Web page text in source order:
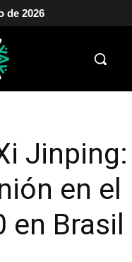
de 2026
Jinping:
en el
Brasil